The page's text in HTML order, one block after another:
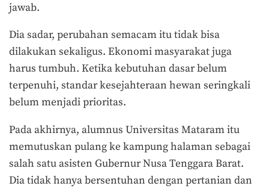
jawab.
Dia sadar, perubahan semacam itu tidak bisa
dilakukan sekaligus. Ekonomi masyarakat juga
harus tumbuh. Ketika kebutuhan dasar belum
terpenuhi, standar kesejahteraan hewan seringkali
belum menjadi prioritas.
Pada akhirnya, alumnus Universitas Mataram itu
memutuskan pulang ke kampung halaman sebagai
salah satu asisten Gubernur Nusa Tenggara Barat.
Dia tidak hanya bersentuhan dengan pertanian dan